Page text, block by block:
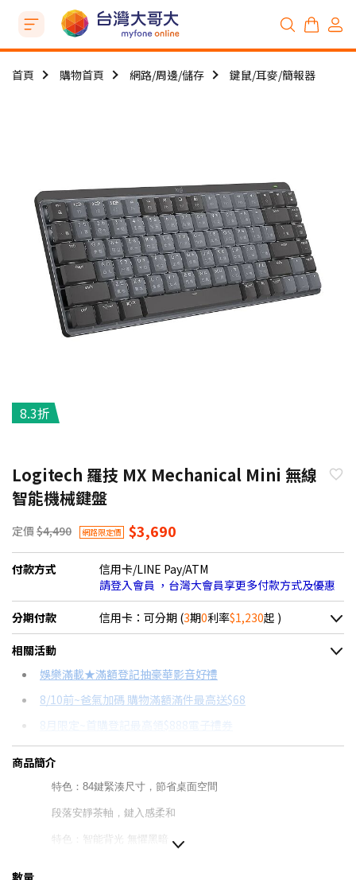
首頁 購物首頁 網路/周邊/儲存 鍵鼠/耳麥/簡報器
8.3折
Logitech 羅技 MX Mechanical Mini 無線
智能機械鍵盤
定價 $4,490 網路限定價 $3,690
付款方式
信用卡/LINE Pay/ATM
請登入會員 ，台灣大會員享更多付款方式及優惠
分期付款 信用卡：可分期 (3期0利率$1,230起 )
＊實際可分期數、適用利率，請以購物車顯示為主
信用卡分期
分期數
24期
每期金額 配合銀行/業者
相關活動
娛樂滿載★滿額登記抽豪華影音好禮
8/10前~爸氣加碼 購物滿額滿件最高送$68
8月限定~首購登記最高領$888電子禮券
台灣大哥大Open Possible聯名卡滿額最高回饋25%
商品簡介
特色：84鍵緊湊尺寸，節省桌面空間
段落安靜茶軸，鍵入感柔和
特色：智能背光 無懼黑暗
數量